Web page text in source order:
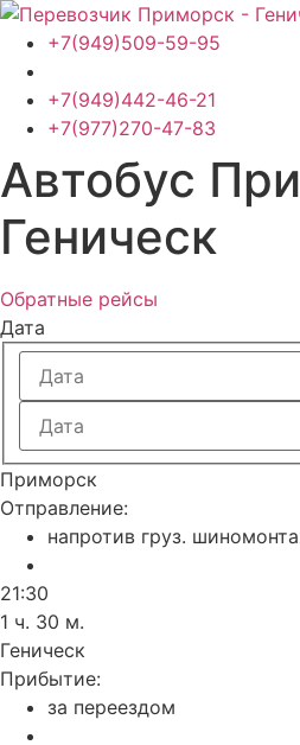
Перейти
содержимому
+7(949)509-59-95
+7(949)442-46-21
+7(977)270-47-83
Автобус
Геническ
Обратные рейсы
Дата
Приморск
Отправление:
напротив груз.
21:30
1 ч. 30 м.
Геническ
Прибытие:
за переездом